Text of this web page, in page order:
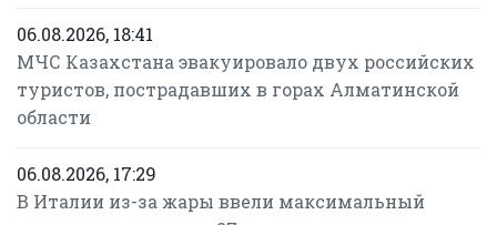
06.08.2026, 18:41
МЧС Казахстана эвакуировало двух российских
туристов, пострадавших в горах Алматинской
области
06.08.2026, 17:29
В Италии из-за жары ввели максимальный